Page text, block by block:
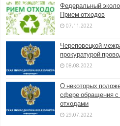
Федеральный
Прием отходов
07.11.2022
Череповецкой
прокуратурой
08.08.2022
О некоторых
сфере обращения
отходами
29.07.2022